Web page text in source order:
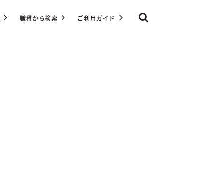
職種から検索 ご利用ガイド